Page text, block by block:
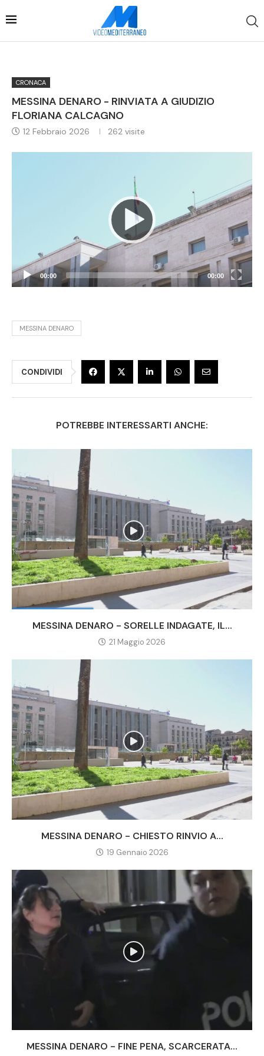
CRONACA
MESSINA DENARO - RINVIATA A GIUDIZIO
FLORIANA CALCAGNO
12 Febbraio 2026 262 visite
00:00 00:00
MESSINA DENARO
CONDIVIDI
POTREBBE INTERESSARTI ANCHE:
MESSINA DENARO - SORELLE INDAGATE, IL...
21 Maggio 2026
MESSINA DENARO - CHIESTO RINVIO A...
19 Gennaio 2026
MESSINA DENARO - FINE PENA, SCARCERATA...